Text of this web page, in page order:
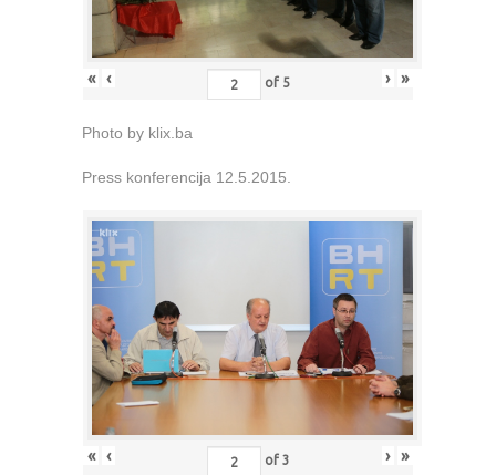
« ‹ of 5 › »
Photo by klix.ba
Press konferencija 12.5.2015.
« ‹ of 3 › »